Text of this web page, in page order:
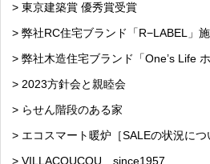
> 東京建築賞 優秀賞受賞
> 弊社RC住宅ブランド「R−LABEL」
> 弊社木造住宅ブランド「One’s Life
> 2023方針会と親睦会
> らせん階段のある家
> エコスマート暖炉［SALEの状況につ
> VILLACOUCOU since1957